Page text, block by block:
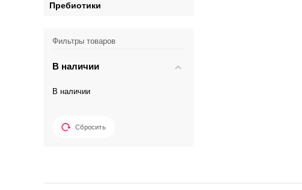
Пребиотики
Фильтры товаров
В наличии
В наличии
Сбросить